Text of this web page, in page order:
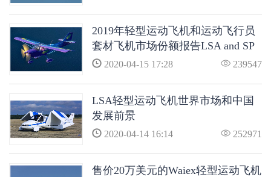
2019年轻型运动飞机和运动飞行员
套材飞机市场份额报告LSA and SP
Kit Market Shares in 2019
2020-04-15 17:28 239547
LSA轻型运动飞机世界市场和中国
发展前景
2020-04-14 16:14 252971
售价20万美元的Waiex轻型运动飞机